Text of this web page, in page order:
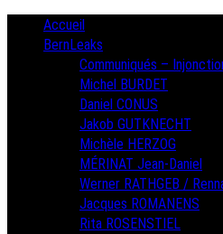
PrimaryAccueil
BernLeaks
Communiqués –
Michel BURDET
Daniel CONUS
Jakob GUTKNECHT
Michèle HERZOG
MÉRINAT Jean-Daniel
Werner RATHGEB /
Jacques ROMANENS
Rita ROSENSTIEL